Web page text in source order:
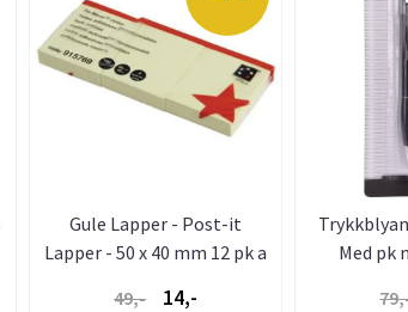
Gule Lapper - Post-it
Lapper - 50 x 40 mm 12 pk a
49,- 14,-
Med pk